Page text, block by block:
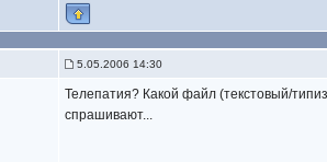
5.05.2006 14:30
Телепатия? Какой файл (текстовый/
спрашивают...